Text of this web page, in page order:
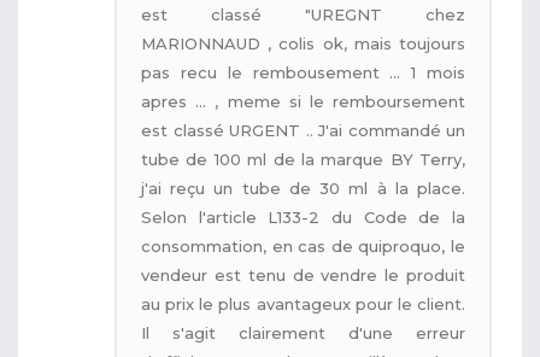
est classé "UREGNT chez
MARIONNAUD , colis ok, mais toujours
pas recu le rembousement ... 1 mois
apres ... , meme si le remboursement
est classé URGENT .. J'ai commandé un
tube de 100 ml de la marque BY Terry,
j'ai reçu un tube de 30 ml à la place.
Selon l'article L133-2 du Code de la
consommation, en cas de quiproquo, le
vendeur est tenu de vendre le produit
au prix le plus avantageux pour le client.
Il s'agit clairement d'une erreur